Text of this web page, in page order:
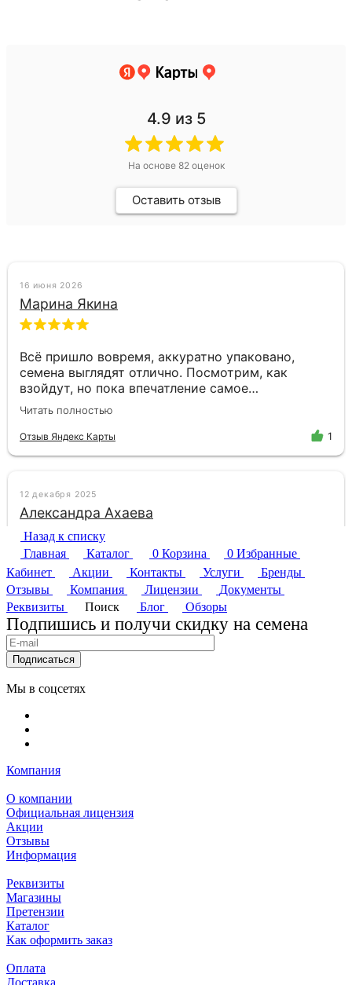
Назад к списку
Главная
Каталог 0 Корзина 0 Избранные
Кабинет
Акции Контакты Услуги
Бренды
Отзывы
Компания Лицензии
Документы
Реквизиты
Поиск Блог Обзоры
Подпишись и получи скидку на семена
Подписаться
Мы в соцсетях
Компания
О компании
Официальная лицензия
Акции
Отзывы
Информация
Реквизиты
Магазины
Претензии
Каталог
Как оформить заказ
Оплата
Доставка